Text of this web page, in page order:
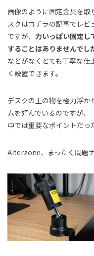
画像のように固定金具を
スクはコチラの記事でレビ
ですが、 力いっぱい固定し
することはありませんでし
などがなくとても丁寧な仕
く設置できます。
デスクの上の物を極力浮か
ムを好んでいるのですが、
中では重要なポイントだっ
Alterzone、まったく問題